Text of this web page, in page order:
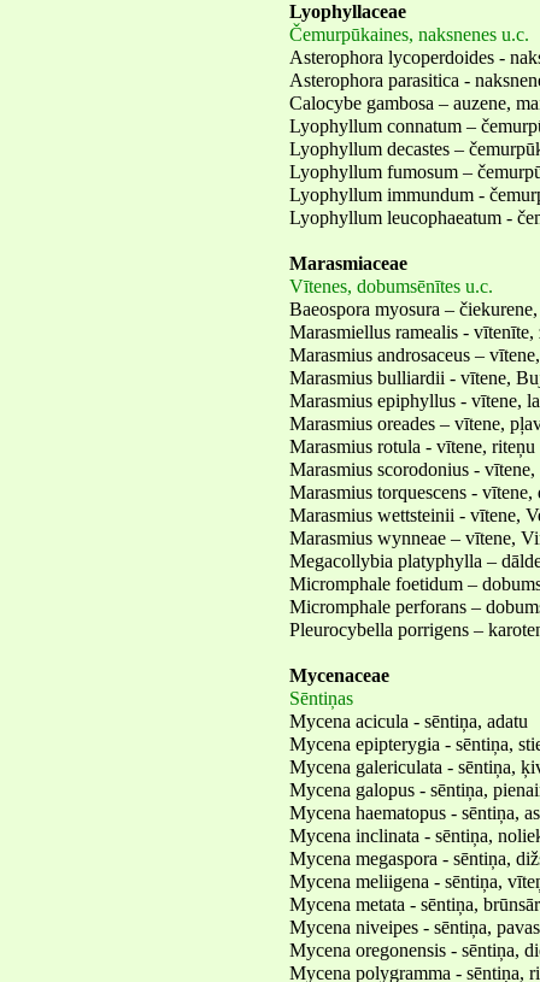
Lyophyllaceae
Čemurpūkaines, naksnenes u.c.
Asterophora lycoperdoides -
Asterophora parasitica -
Calocybe gambosa – auzene,
Lyophyllum connatum –
Lyophyllum decastes –
Lyophyllum fumosum –
Lyophyllum immundum -
Lyophyllum leucophaeatum -
Marasmiaceae
Vītenes, dobumsēnītes u.c.
Baeospora myosura – čiekurene,
Marasmiellus ramealis - vītenīte,
Marasmius androsaceus –
Marasmius bulliardii - vītene,
Marasmius epiphyllus - vītene,
Marasmius oreades – vītene,
Marasmius rotula - vītene, riteņu
Marasmius scorodonius -
Marasmius torquescens - vītene,
Marasmius wettsteinii - vītene,
Marasmius wynneae – vītene,
Megacollybia platyphylla –
Micromphale foetidum –
Micromphale perforans –
Pleurocybella porrigens –
Mycenaceae
Sēntiņas
Mycena acicula - sēntiņa, adatu
Mycena epipterygia - sēntiņa,
Mycena galericulata - sēntiņa,
Mycena galopus - sēntiņa,
Mycena haematopus - sēntiņa,
Mycena inclinata - sēntiņa,
Mycena megaspora - sēntiņa,
Mycena meliigena - sēntiņa,
Mycena metata - sēntiņa,
Mycena niveipes - sēntiņa,
Mycena oregonensis - sēntiņa,
Mycena polygramma - sēntiņa,